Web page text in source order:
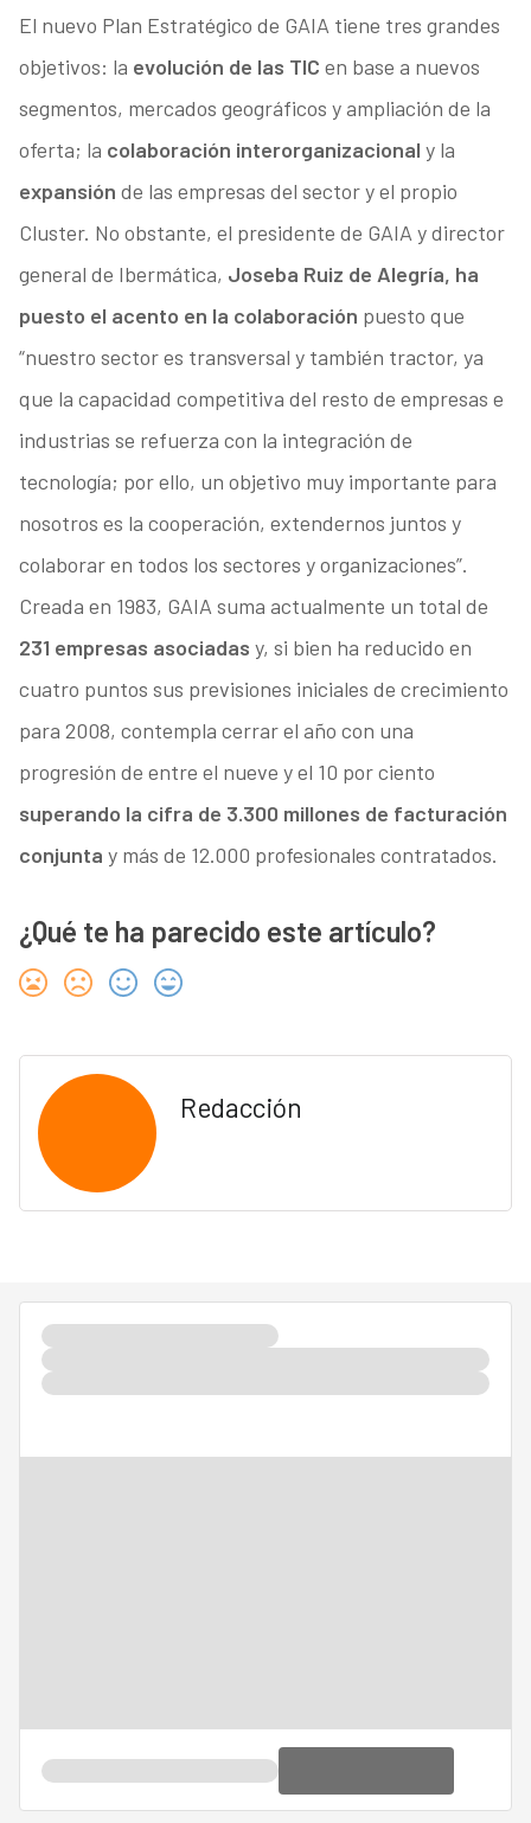
El nuevo Plan Estratégico de GAIA tiene tres grandes
objetivos: la evolución de las TIC en base a nuevos
segmentos, mercados geográficos y ampliación de la
oferta; la colaboración interorganizacional y la
expansión de las empresas del sector y el propio
Cluster. No obstante, el presidente de GAIA y director
general de Ibermática, Joseba Ruiz de Alegría, ha
puesto el acento en la colaboración puesto que
“nuestro sector es transversal y también tractor, ya
que la capacidad competitiva del resto de empresas e
industrias se refuerza con la integración de
tecnología; por ello, un objetivo muy importante para
nosotros es la cooperación, extendernos juntos y
colaborar en todos los sectores y organizaciones”.
Creada en 1983, GAIA suma actualmente un total de
231 empresas asociadas y, si bien ha reducido en
cuatro puntos sus previsiones iniciales de crecimiento
para 2008, contempla cerrar el año con una
progresión de entre el nueve y el 10 por ciento
superando la cifra de 3.300 millones de facturación
conjunta y más de 12.000 profesionales contratados.
¿Qué te ha parecido este artículo?
Redacción